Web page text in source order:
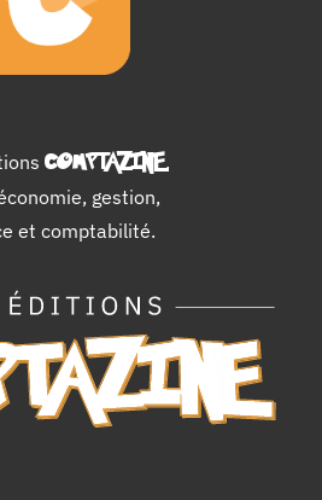
COMPTAZINE.
gestion,
et comptabilité.